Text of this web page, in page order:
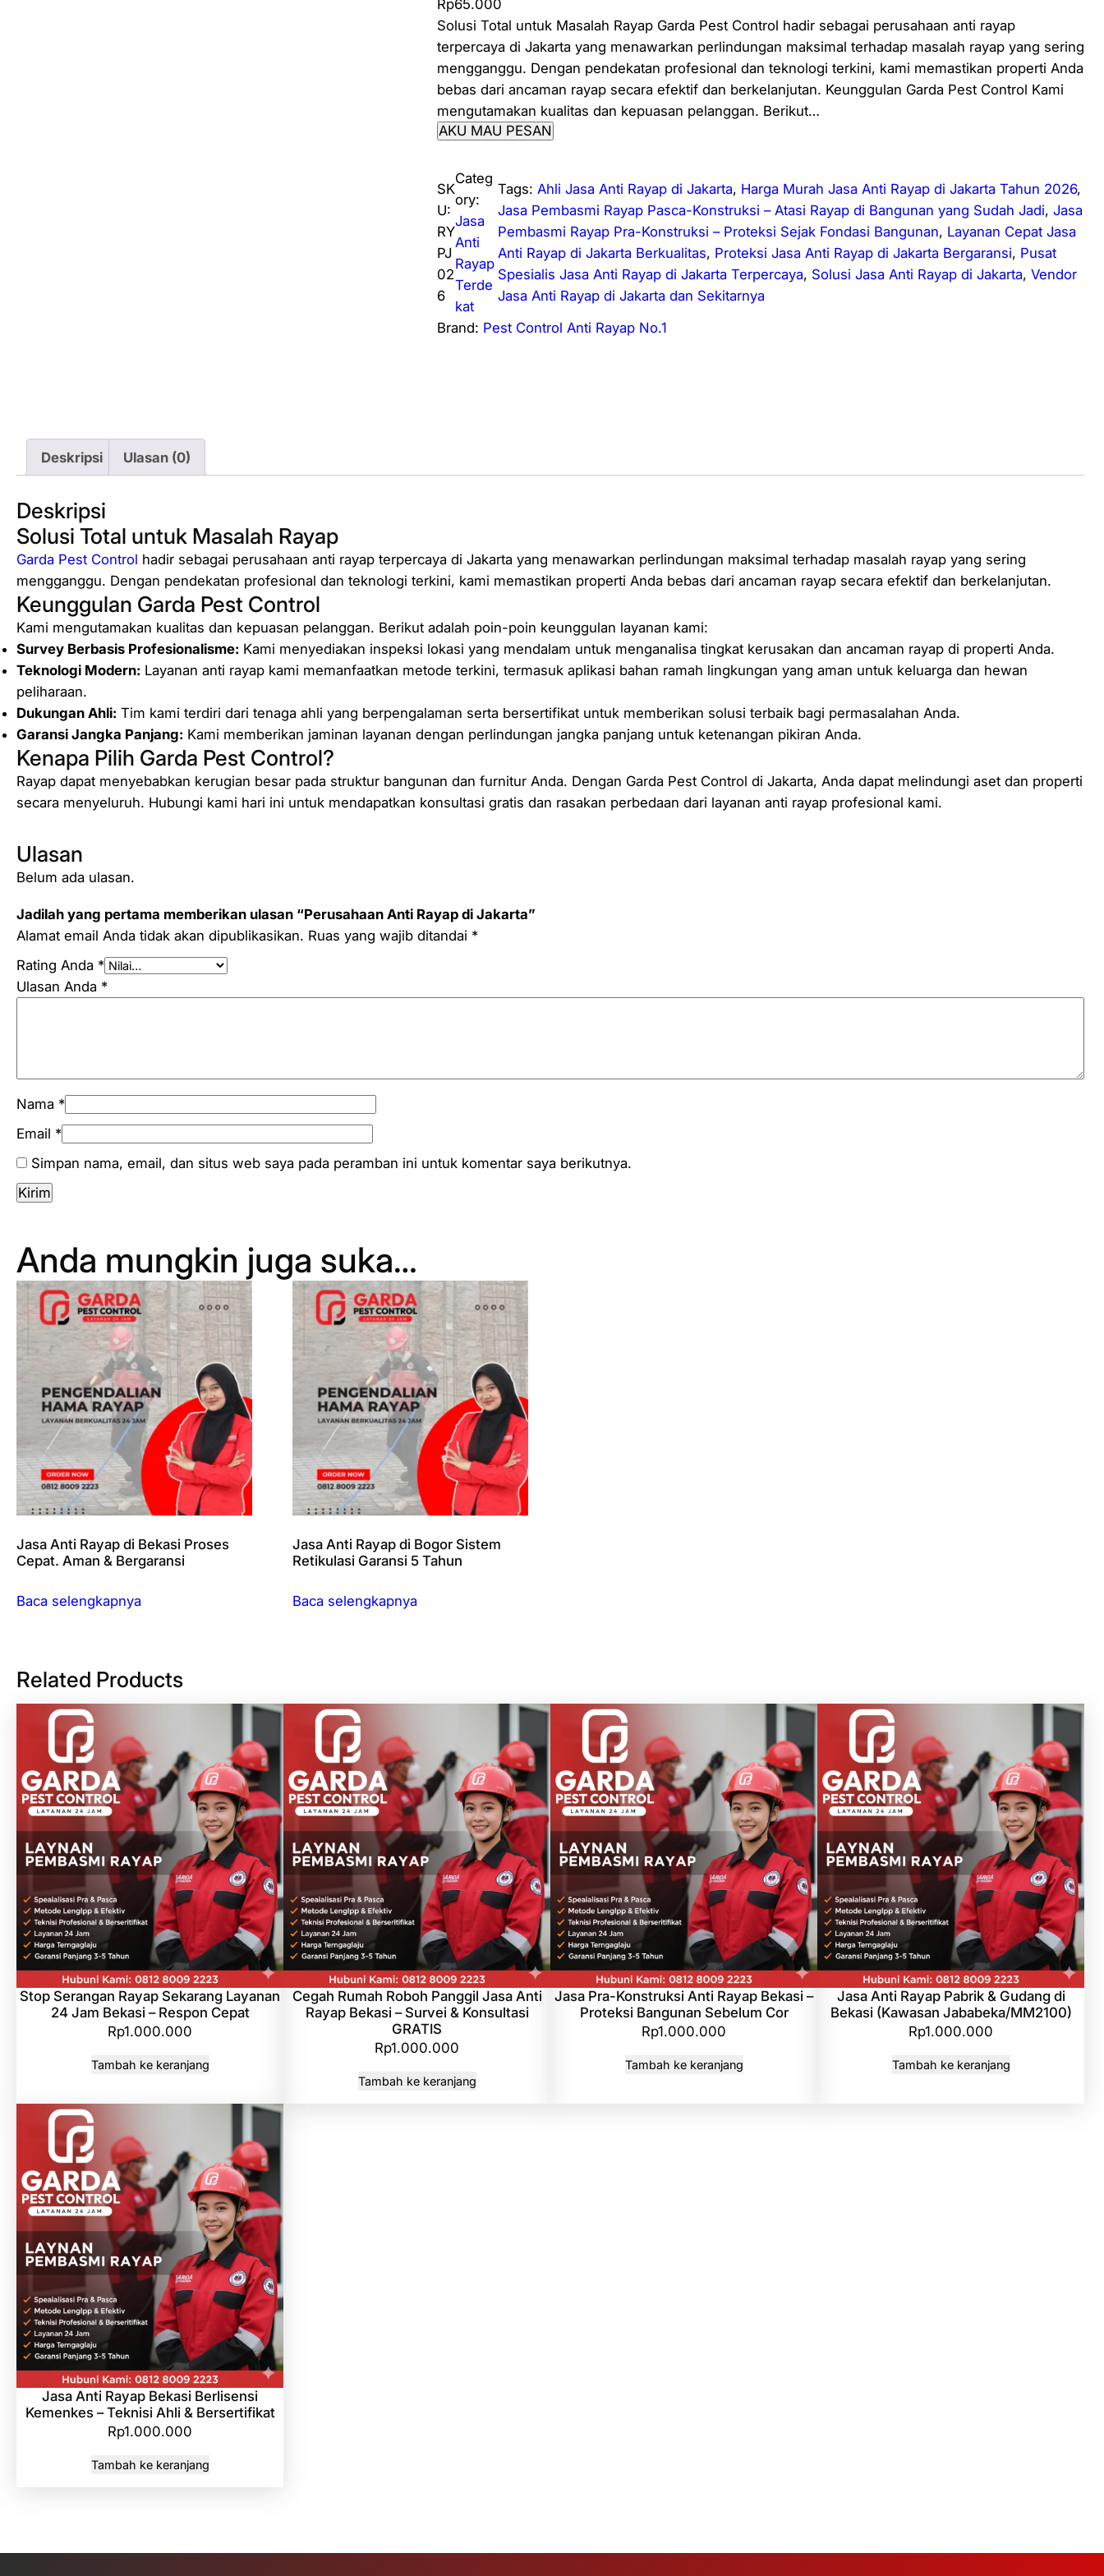
Rp65.000
Solusi Total untuk Masalah Rayap Garda Pest Control hadir sebagai perusahaan anti rayap
terpercaya di Jakarta yang menawarkan perlindungan maksimal terhadap masalah rayap yang sering
mengganggu. Dengan pendekatan profesional dan teknologi terkini, kami memastikan properti Anda
bebas dari ancaman rayap secara efektif dan berkelanjutan. Keunggulan Garda Pest Control Kami
mengutamakan kualitas dan kepuasan pelanggan. Berikut…
AKU MAU PESAN
SK
U:
RY
PJ
02
6
Categ
ory:
Jasa
Anti
Rayap
Terde
kat
Tags: Ahli Jasa Anti Rayap di Jakarta, Harga Murah Jasa Anti Rayap di Jakarta Tahun 2026
Jasa Pembasmi Rayap Pasca-Konstruksi – Atasi Rayap di Bangunan yang Sudah Jadi, Jasa
Pembasmi Rayap Pra-Konstruksi – Proteksi Sejak Fondasi Bangunan, Layanan Cepat Jasa
Anti Rayap di Jakarta Berkualitas, Proteksi Jasa Anti Rayap di Jakarta Bergaransi, Pusat
Spesialis Jasa Anti Rayap di Jakarta Terpercaya, Solusi Jasa Anti Rayap di Jakarta, Vendor
Jasa Anti Rayap di Jakarta dan Sekitarnya
Brand: Pest Control Anti Rayap No.1
Deskripsi Ulasan (0)
Deskripsi
Solusi Total untuk Masalah Rayap
Garda Pest Control hadir sebagai perusahaan anti rayap terpercaya di Jakarta yang menawarkan perlindungan maksimal terhadap masalah rayap yang sering
mengganggu. Dengan pendekatan profesional dan teknologi terkini, kami memastikan properti Anda bebas dari ancaman rayap secara efektif dan berkelanjutan.
Keunggulan Garda Pest Control
Kami mengutamakan kualitas dan kepuasan pelanggan. Berikut adalah poin-poin keunggulan layanan kami:
Survey Berbasis Profesionalisme: Kami menyediakan inspeksi lokasi yang mendalam untuk menganalisa tingkat kerusakan dan ancaman rayap di properti Anda.
Teknologi Modern: Layanan anti rayap kami memanfaatkan metode terkini, termasuk aplikasi bahan ramah lingkungan yang aman untuk keluarga dan hewan
peliharaan.
Dukungan Ahli: Tim kami terdiri dari tenaga ahli yang berpengalaman serta bersertifikat untuk memberikan solusi terbaik bagi permasalahan Anda.
Garansi Jangka Panjang: Kami memberikan jaminan layanan dengan perlindungan jangka panjang untuk ketenangan pikiran Anda.
Kenapa Pilih Garda Pest Control?
Rayap dapat menyebabkan kerugian besar pada struktur bangunan dan furnitur Anda. Dengan Garda Pest Control di Jakarta, Anda dapat melindungi aset dan properti
secara menyeluruh. Hubungi kami hari ini untuk mendapatkan konsultasi gratis dan rasakan perbedaan dari layanan anti rayap profesional kami.
Ulasan
Belum ada ulasan.
Jadilah yang pertama memberikan ulasan “Perusahaan Anti Rayap di Jakarta”
Alamat email Anda tidak akan dipublikasikan. Ruas yang wajib ditandai *
Rating Anda *
Ulasan Anda *
Nama *
Email *
Simpan nama, email, dan situs web saya pada peramban ini untuk komentar saya berikutnya.
Anda mungkin juga suka…
Jasa Anti Rayap di Bekasi Proses
Cepat. Aman & Bergaransi
Baca selengkapnya
Jasa Anti Rayap di Bogor Sistem
Retikulasi Garansi 5 Tahun
Baca selengkapnya
Related Products
Stop Serangan Rayap Sekarang Layanan
24 Jam Bekasi – Respon Cepat
Rp1.000.000
Tambah ke keranjang
Cegah Rumah Roboh Panggil Jasa Anti
Rayap Bekasi – Survei & Konsultasi
GRATIS
Rp1.000.000
Tambah ke keranjang
Jasa Pra-Konstruksi Anti Rayap Bekasi –
Proteksi Bangunan Sebelum Cor
Rp1.000.000
Tambah ke keranjang
Jasa Anti Rayap Pabrik & Gudang di
Bekasi (Kawasan Jababeka/MM2100)
Rp1.000.000
Tambah ke keranjang
Jasa Anti Rayap Bekasi Berlisensi
Kemenkes – Teknisi Ahli & Bersertifikat
Rp1.000.000
Tambah ke keranjang